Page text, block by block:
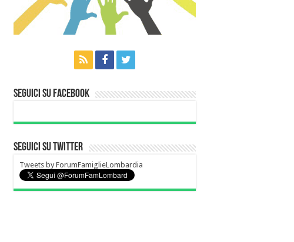
Seguici su Facebook
Seguici su Twitter
Tweets by ForumFamiglieLombardia